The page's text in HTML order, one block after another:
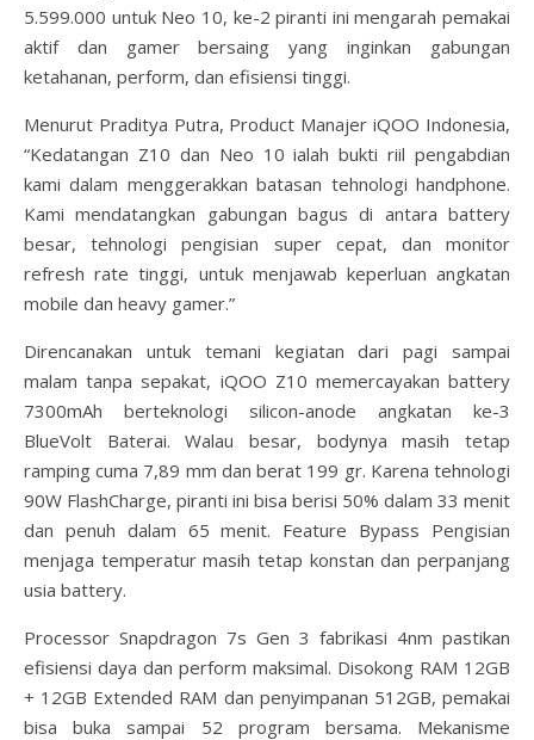
5.599.000 untuk Neo 10, ke-2 piranti ini mengarah pemakai
aktif dan gamer bersaing yang inginkan gabungan
ketahanan, perform, dan efisiensi tinggi.
Menurut Praditya Putra, Product Manajer iQOO Indonesia,
“Kedatangan Z10 dan Neo 10 ialah bukti riil pengabdian
kami dalam menggerakkan batasan tehnologi handphone.
Kami mendatangkan gabungan bagus di antara battery
besar, tehnologi pengisian super cepat, dan monitor
refresh rate tinggi, untuk menjawab keperluan angkatan
mobile dan heavy gamer.”
Direncanakan untuk temani kegiatan dari pagi sampai
malam tanpa sepakat, iQOO Z10 memercayakan battery
7300mAh berteknologi silicon-anode angkatan ke-3
BlueVolt Baterai. Walau besar, bodynya masih tetap
ramping cuma 7,89 mm dan berat 199 gr. Karena tehnologi
90W FlashCharge, piranti ini bisa berisi 50% dalam 33 menit
dan penuh dalam 65 menit. Feature Bypass Pengisian
menjaga temperatur masih tetap konstan dan perpanjang
usia battery.
Processor Snapdragon 7s Gen 3 fabrikasi 4nm pastikan
efisiensi daya dan perform maksimal. Disokong RAM 12GB
+ 12GB Extended RAM dan penyimpanan 512GB, pemakai
bisa buka sampai 52 program bersama. Mekanisme